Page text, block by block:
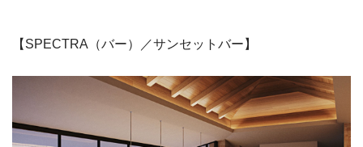
【SPECTRA（バー）／サンセットバー】